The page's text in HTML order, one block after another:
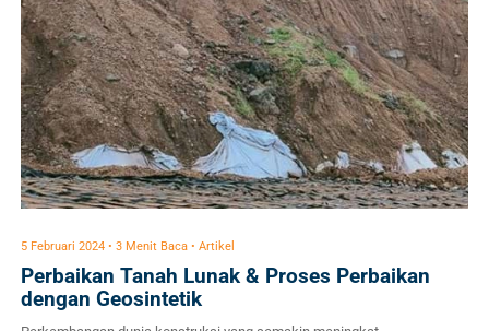
5 Februari 2024 • 3 Menit Baca • Artikel
Perbaikan Tanah Lunak & Proses Perbaikan
dengan Geosintetik